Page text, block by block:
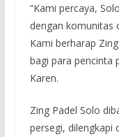
“Kami percaya,
dengan komunitas
Kami berharap
bagi para pencinta
Karen.
Zing Padel Solo
persegi, dilengkapi